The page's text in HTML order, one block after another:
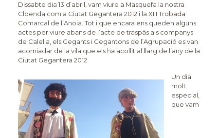
Dissabte dia 13 d’abril, vam viure a Masquefa la nostra
Cloenda com a Ciutat Gegantera 2012 i la XIII Trobada
Comarcal de l’Anoia. Tot i que encara ens queden alguns
actes per viure abans de l’acte de traspàs als companys
de Calella, els Gegants i Gegantons de l’Agrupació es van
acomiadar de la vila que els ha acollit al llarg de l’any de la
Ciutat Gegantera 2012.
Un dia
molt
especial,
que vam